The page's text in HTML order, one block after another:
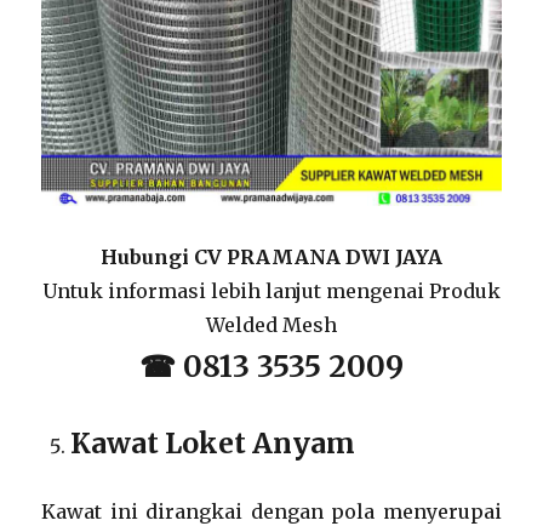
Hubungi CV PRAMANA DWI JAYA
Untuk informasi lebih lanjut mengenai Produk
Welded Mesh
☎ 0813 3535 2009
Kawat Loket Anyam
Kawat ini dirangkai dengan pola menyerupai